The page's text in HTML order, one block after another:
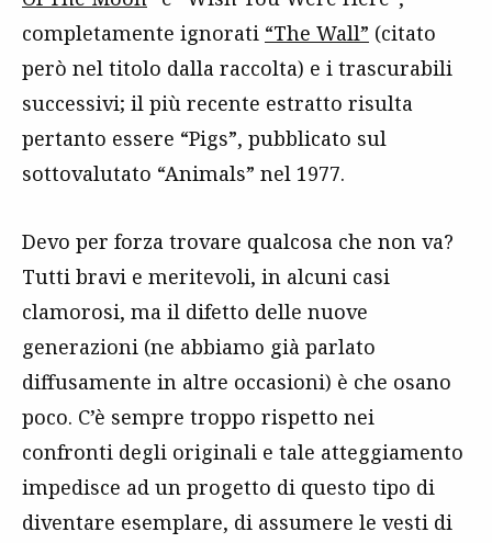
completamente ignorati “The Wall” (citato
però nel titolo dalla raccolta) e i trascurabili
successivi; il più recente estratto risulta
pertanto essere “Pigs”, pubblicato sul
sottovalutato “Animals” nel 1977.
Devo per forza trovare qualcosa che non va?
Tutti bravi e meritevoli, in alcuni casi
clamorosi, ma il difetto delle nuove
generazioni (ne abbiamo già parlato
diffusamente in altre occasioni) è che osano
poco. C’è sempre troppo rispetto nei
confronti degli originali e tale atteggiamento
impedisce ad un progetto di questo tipo di
diventare esemplare, di assumere le vesti di